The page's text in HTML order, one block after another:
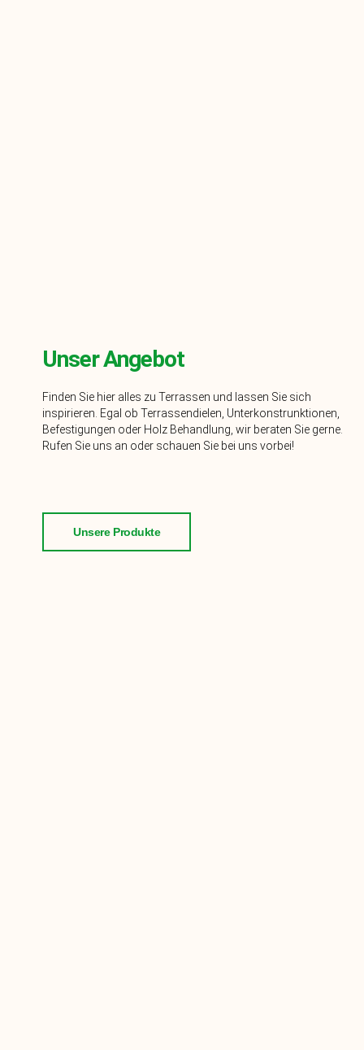
Unser Angebot
Finden Sie hier alles zu Terrassen und lassen Sie sich
inspirieren. Egal ob Terrassendielen, Unterkonstrunktionen,
Befestigungen oder Holz Behandlung, wir beraten Sie gerne.
Rufen Sie uns an oder schauen Sie bei uns vorbei!
Unsere Produkte